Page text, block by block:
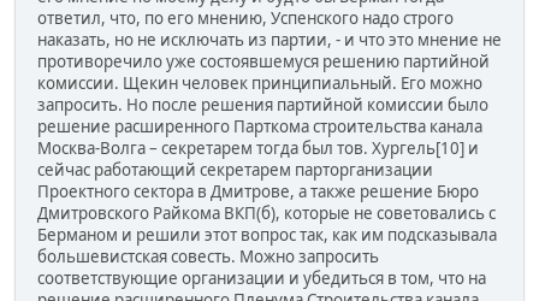
ответил, что, по его мнению, Успенского надо строго
наказать, но не исключать из партии, - и что это мнение не
противоречило уже состоявшемуся решению партийной
комиссии. Щекин человек принципиальный. Его можно
запросить. Но после решения партийной комиссии было
решение расширенного Парткома строительства канала
Москва-Волга – секретарем тогда был тов. Хургель[10] и
сейчас работающий секретарем парторганизации
Проектного сектора в Дмитрове, а также решение Бюро
Дмитровского Райкома ВКП(б), которые не советовались с
Берманом и решили этот вопрос так, как им подсказывала
большевистская совесть. Можно запросить
соответствующие организации и убедиться в том, что на